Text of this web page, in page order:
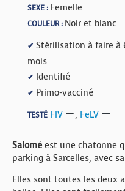
SEXE : Femelle
COULEUR : Noir et blanc
✔ Stérilisation à faire à
mois
✔ Identifié
✔ Primo-vacciné
TESTÉ FIV , FeLV
Salomé est une chatonne
parking à Sarcelles, avec
Elles sont toutes les deux